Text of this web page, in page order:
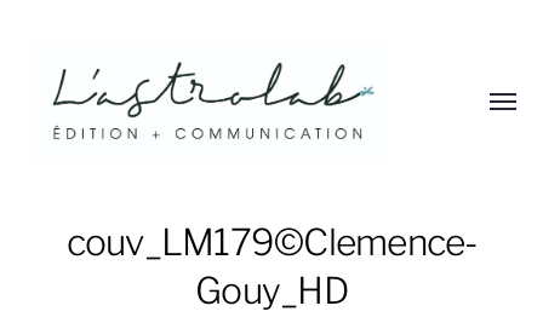
couv_LM179©Clemence-
Gouy_HD